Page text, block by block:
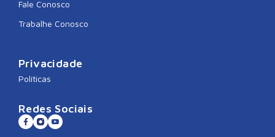
Fale Conosco
Trabalhe Conosco
Privacidade
Políticas
Redes Sociais